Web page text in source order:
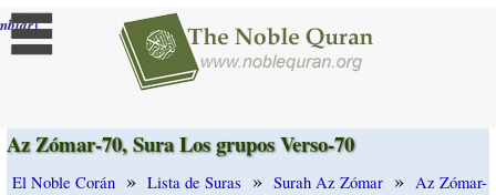
]
Az Zómar-70, Sura Los grupos Verso-70
El Noble Corán » Lista de Suras » Surah Az Zómar » Az Zómar-